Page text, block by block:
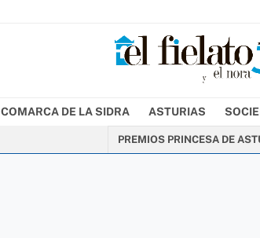
COMARCA DE LA SIDRA ASTURIAS
PREMIOS PRINCESA DE